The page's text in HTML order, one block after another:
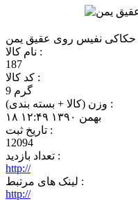
حکاکی نفیس روی عقیق یمن
نام کالا :
187
کد کالا :
9 گرم
وزن (کالا + بسته بندی) :
‎۱۸ بهمن ۱۳۹۰ ۱۲:۴۹
تاريخ ثبت :
12094
تعداد بازديد :
http://
لینک های مرتبط :
http://